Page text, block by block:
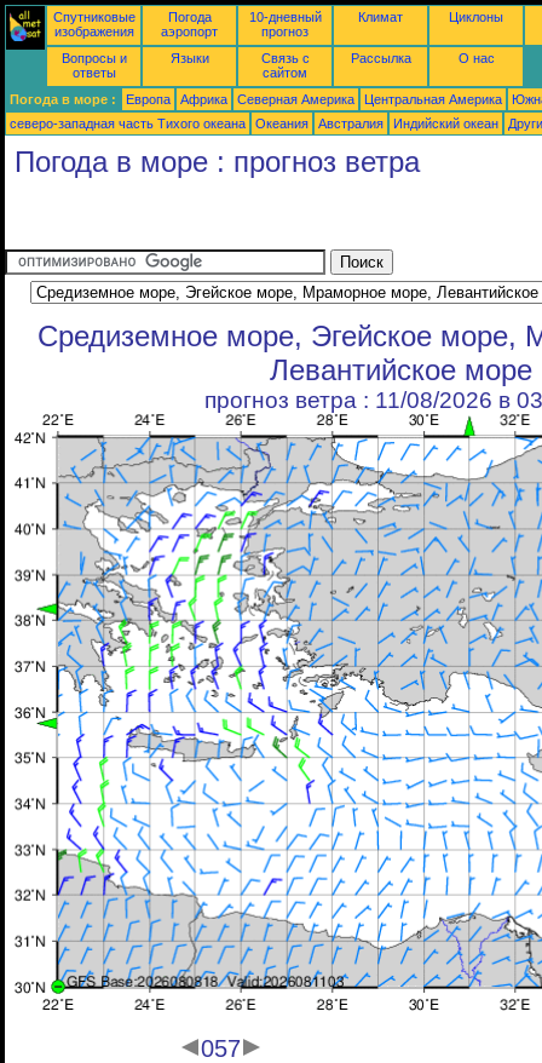
Спутниковые
изображения
Погода
аэропорт
10-дневный
прогноз
Климат Циклоны
Вопросы и
ответы
Языки
Связь с
сайтом
Рассылка О нас
Погода в море : Европа Африка Северная Америка Центральная Америка
северо-западная часть Tихого океана
Океания Австралия Индийский океан
Погода в море : прогноз ветра
Средиземное море, Эгейское море,
Левантийское море
прогноз ветра : 11/08/2026 в
057